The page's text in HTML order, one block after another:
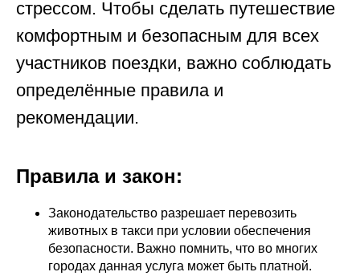
стрессом. Чтобы сделать путешествие
комфортным и безопасным для всех
участников поездки, важно соблюдать
определённые правила и
рекомендации.
Правила и закон:
Законодательство разрешает перевозить
животных в такси при условии обеспечения
безопасности. Важно помнить, что во многих
городах данная услуга может быть платной.